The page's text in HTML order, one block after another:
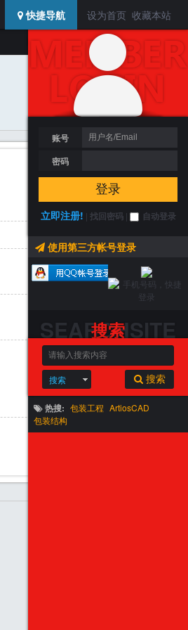
设为首页 收藏本站
快捷导航
登陆 / 注册
搜索
USERCENTER
账号
密码
登录
立即注册! | 找回密码| 自动登录
使用第三方帐号登录
SEARCHSITE
搜索
搜索 搜索
热搜: 包装工程 ArtiosCAD
包装结构
加为好友
发送消息